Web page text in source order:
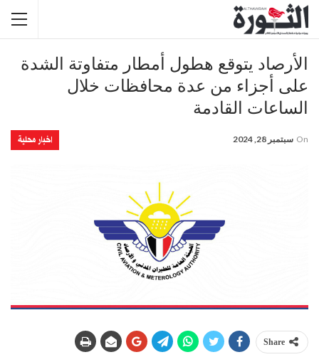
الأرصاد يتوقع هطول أمطار متفاوتة الشدة
على أجزاء من عدة محافظات خلال
الساعات القادمة
اخبار محلية On سبتمبر 28, 2024
Share